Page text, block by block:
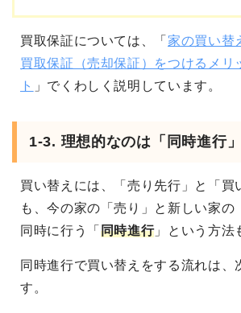
買取保証については、「 家の買い替
買取保証（売却保証）をつけるメリ
ト 」でくわしく説明しています。
1-3. 理想的なのは「同時進行」
買い替えには、「売り先行」と「買
も、今の家の「売り」と新しい家の
同時に行う「 同時進行」という方法
同時進行で買い替えをする流れは、
す。